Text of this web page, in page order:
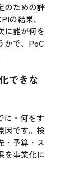
のための評
の結果、
に誰が何を
かで、PoC
できな
に・何をす
因です。検
・予算・ス
を事業化に